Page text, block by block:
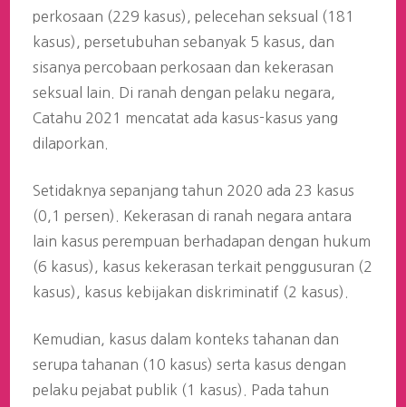
perkosaan (229 kasus), pelecehan seksual (181
kasus), persetubuhan sebanyak 5 kasus, dan
sisanya percobaan perkosaan dan kekerasan
seksual lain. Di ranah dengan pelaku negara,
Catahu 2021 mencatat ada kasus-kasus yang
dilaporkan.
Setidaknya sepanjang tahun 2020 ada 23 kasus
(0,1 persen). Kekerasan di ranah negara antara
lain kasus perempuan berhadapan dengan hukum
(6 kasus), kasus kekerasan terkait penggusuran (2
kasus), kasus kebijakan diskriminatif (2 kasus).
Kemudian, kasus dalam konteks tahanan dan
serupa tahanan (10 kasus) serta kasus dengan
pelaku pejabat publik (1 kasus). Pada tahun